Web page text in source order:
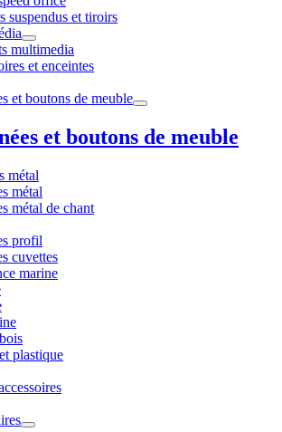
suspendus et tiroirs
multimedia
et enceintes
et boutons de meuble
et boutons de meuble
métal
métal
métal de chant
profil
cuvettes
marine
plastique